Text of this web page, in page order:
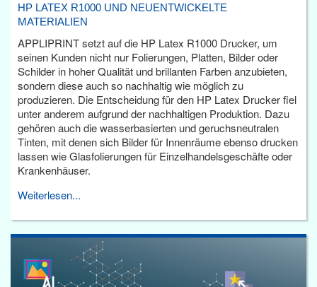
HP LATEX R1000 UND NEUENTWICKELTE
MATERIALIEN
APPLIPRINT setzt auf die HP Latex R1000 Drucker, um
seinen Kunden nicht nur Folierungen, Platten, Bilder oder
Schilder in hoher Qualität und brillanten Farben anzubieten,
sondern diese auch so nachhaltig wie möglich zu
produzieren. Die Entscheidung für den HP Latex Drucker fiel
unter anderem aufgrund der nachhaltigen Produktion. Dazu
gehören auch die wasserbasierten und geruchsneutralen
Tinten, mit denen sich Bilder für Innenräume ebenso drucken
lassen wie Glasfolierungen für Einzelhandelsgeschäfte oder
Krankenhäuser.
Weiterlesen...